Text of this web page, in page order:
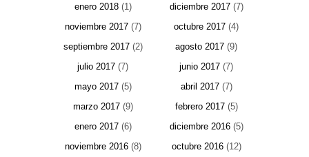
enero 2018(1) diciembre 2017(7)
noviembre 2017(7) octubre 2017 (4)
septiembre 2017(2) agosto 2017 (9)
julio 2017 (7) junio 2017 (7)
mayo 2017(5) abril 2017(7)
marzo 2017(9) febrero 2017(5)
enero 2017(6) diciembre 2016(5)
noviembre 2016(8) octubre 2016(12)